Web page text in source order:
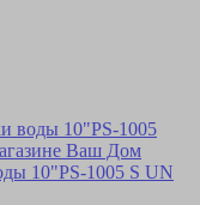
10"PS-1005 S UN